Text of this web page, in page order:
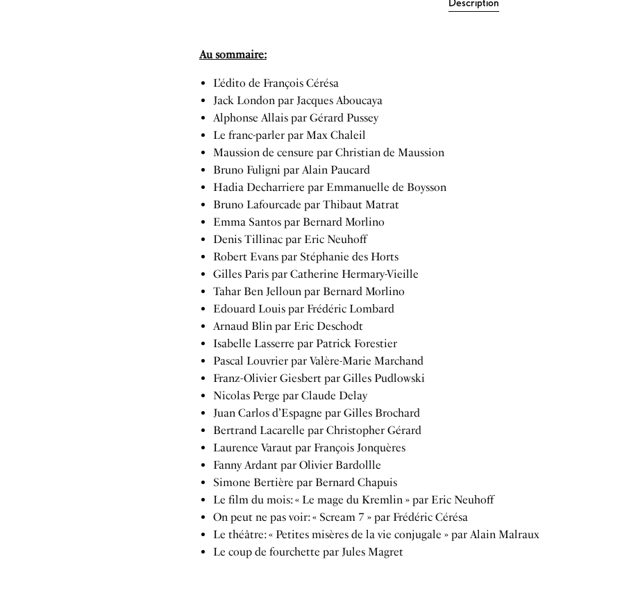
Au sommaire:
L’édito de François Cérésa
Jack London par Jacques Aboucaya
Alphonse Allais par Gérard Pussey
Le franc-parler par Max Chaleil
Maussion de censure par Christian de Maussion
Bruno Fuligni par Alain Paucard
Hadia Decharriere par Emmanuelle de Boysson
Bruno Lafourcade par Thibaut Matrat
Emma Santos par Bernard Morlino
Denis Tillinac par Eric Neuhoff
Robert Evans par Stéphanie des Horts
Gilles Paris par Catherine Hermary-Vieille
Tahar Ben Jelloun par Bernard Morlino
Edouard Louis par Frédéric Lombard
Arnaud Blin par Eric Deschodt
Isabelle Lasserre par Patrick Forestier
Pascal Louvrier par Valère-Marie Marchand
Franz-Olivier Giesbert par Gilles Pudlowski
Nicolas Perge par Claude Delay
Juan Carlos d’Espagne par Gilles Brochard
Bertrand Lacarelle par Christopher Gérard
Laurence Varaut par François Jonquères
Fanny Ardant par Olivier Bardollle
Simone Bertière par Bernard Chapuis
Le film du mois: « Le mage du Kremlin » par Eric Neuhoff
On peut ne pas voir: « Scream 7 » par Frédéric Cérésa
Le théâtre: « Petites misères de la vie conjugale » par Alain Malraux
Le coup de fourchette par Jules Magret